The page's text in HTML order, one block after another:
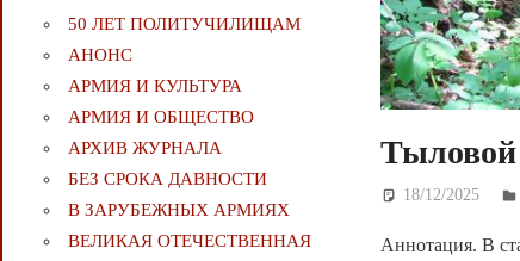
18/12/2025
Аннотация. В
50 ЛЕТ ПОЛИТУЧИЛИЩАМ
АНОНС
АРМИЯ И КУЛЬТУРА
АРМИЯ И ОБЩЕСТВО
АРХИВ ЖУРНАЛА
БЕЗ СРОКА ДАВНОСТИ
В ЗАРУБЕЖНЫХ АРМИЯХ
ВЕЛИКАЯ ОТЕЧЕСТВЕННАЯ